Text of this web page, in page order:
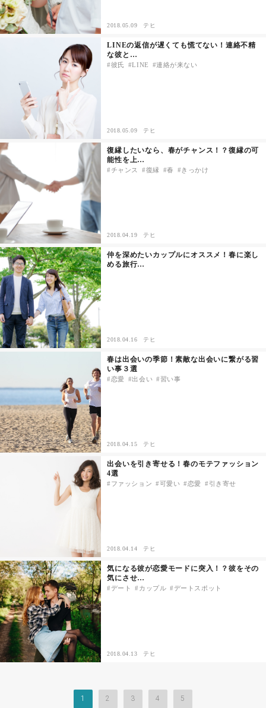
2018.05.09 テヒ
LINEの返信が遅くても慌てない！連絡不精
な彼と…
彼氏 LINE 連絡が来ない
2018.05.09 テヒ
復縁したいなら、春がチャンス！？復縁の可
能性を上…
チャンス 復縁 春 きっかけ
2018.04.19 テヒ
仲を深めたいカップルにオススメ！春に楽し
める旅行…
2018.04.16 テヒ
春は出会いの季節！素敵な出会いに繋がる習
い事３選
恋愛 出会い 習い事
2018.04.15 テヒ
出会いを引き寄せる！春のモテファッション
4選
ファッション 可愛い 恋愛 引き寄せ
2018.04.14 テヒ
気になる彼が恋愛モードに突入！？彼をその
気にさせ…
デート カップル デートスポット
2018.04.13 テヒ
1 2 3 4 5